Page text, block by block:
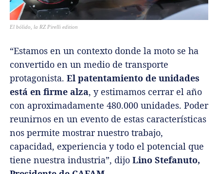
El bólido, la RZ Pirelli edition
“Estamos en un contexto donde la moto se ha
convertido en un medio de transporte
protagonista. El patentamiento de unidades
está en firme alza, y estimamos cerrar el año
con aproximadamente 480.000 unidades. Poder
reunirnos en un evento de estas características
nos permite mostrar nuestro trabajo,
capacidad, experiencia y todo el potencial que
tiene nuestra industria”, dijo Lino Stefanuto,